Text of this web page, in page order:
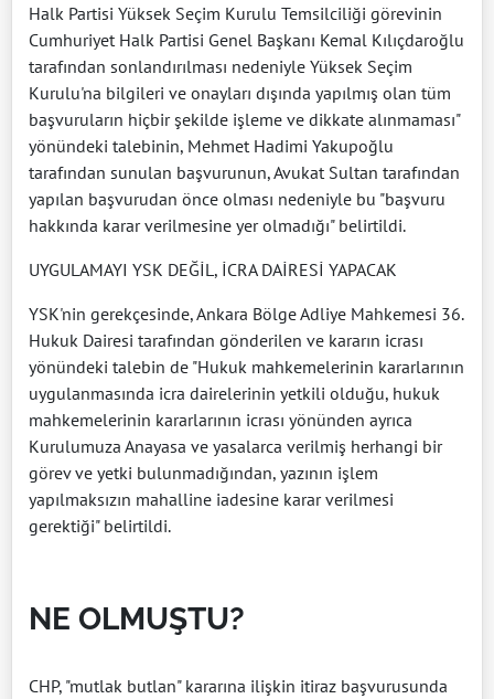
Halk Partisi Yüksek Seçim Kurulu Temsilciliği görevinin
Cumhuriyet Halk Partisi Genel Başkanı Kemal Kılıçdaroğlu
tarafından sonlandırılması nedeniyle Yüksek Seçim
Kurulu'na bilgileri ve onayları dışında yapılmış olan tüm
başvuruların hiçbir şekilde işleme ve dikkate alınmaması"
yönündeki talebinin, Mehmet Hadimi Yakupoğlu
tarafından sunulan başvurunun, Avukat Sultan tarafından
yapılan başvurudan önce olması nedeniyle bu "başvuru
hakkında karar verilmesine yer olmadığı" belirtildi.
UYGULAMAYI YSK DEĞİL, İCRA DAİRESİ YAPACAK
YSK'nin gerekçesinde, Ankara Bölge Adliye Mahkemesi 36.
Hukuk Dairesi tarafından gönderilen ve kararın icrası
yönündeki talebin de "Hukuk mahkemelerinin kararlarının
uygulanmasında icra dairelerinin yetkili olduğu, hukuk
mahkemelerinin kararlarının icrası yönünden ayrıca
Kurulumuza Anayasa ve yasalarca verilmiş herhangi bir
görev ve yetki bulunmadığından, yazının işlem
yapılmaksızın mahalline iadesine karar verilmesi
gerektiği" belirtildi.
NE OLMUŞTU?
CHP, "mutlak butlan" kararına ilişkin itiraz başvurusunda